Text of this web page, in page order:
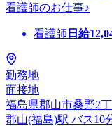
看護師のお仕事♪
看護師 日給
勤務地
面接地
福島県郡山市桑野2
郡山(福島)駅 バス10